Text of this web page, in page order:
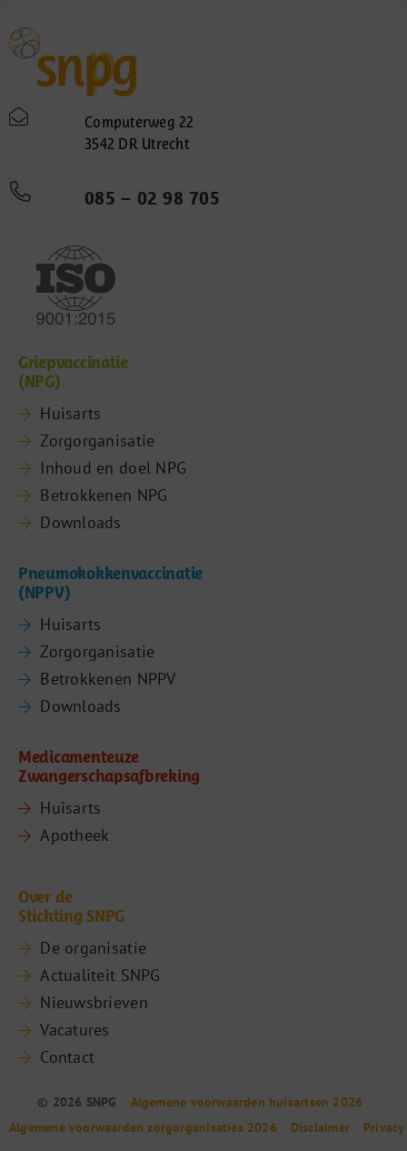
Computerweg 22
3542 DR Utrecht
085 – 02 98 705
Griepvaccinatie
(NPG)
Huisarts
Zorgorganisatie
Inhoud en doel NPG
Betrokkenen NPG
Downloads
Pneumokokkenvaccinatie
(NPPV)
Huisarts
Zorgorganisatie
Betrokkenen NPPV
Downloads
Medicamenteuze
Zwangerschapsafbreking
Huisarts
Apotheek
Over de
Stichting SNPG
De organisatie
Actualiteit SNPG
Nieuwsbrieven
Vacatures
Contact
© 2026 SNPG
Algemene voorwaarden huisartsen 2026
Algemene voorwaarden zorgorganisaties 2026
Disclaimer Privacy